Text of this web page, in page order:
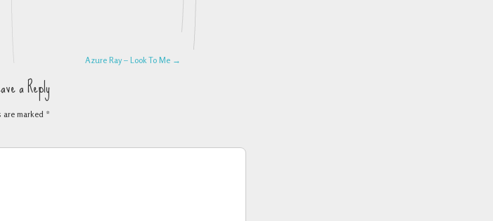
Azure Ray – Look To Me →
a Reply
are marked *